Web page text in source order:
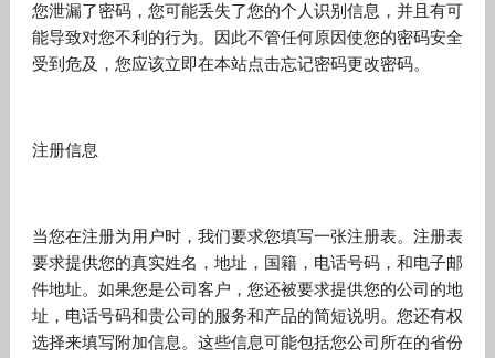
您泄漏了密码，您可能丢失了您的个人识别信息，并且有可
能导致对您不利的行为。因此不管任何原因使您的密码安全
受到危及，您应该立即在本站点击忘记密码更改密码。
注册信息
当您在注册为用户时，我们要求您填写一张注册表。注册表
要求提供您的真实姓名，地址，国籍，电话号码，和电子邮
件地址。如果您是公司客户，您还被要求提供您的公司的地
址，电话号码和贵公司的服务和产品的简短说明。您还有权
选择来填写附加信息。这些信息可能包括您公司所在的省份